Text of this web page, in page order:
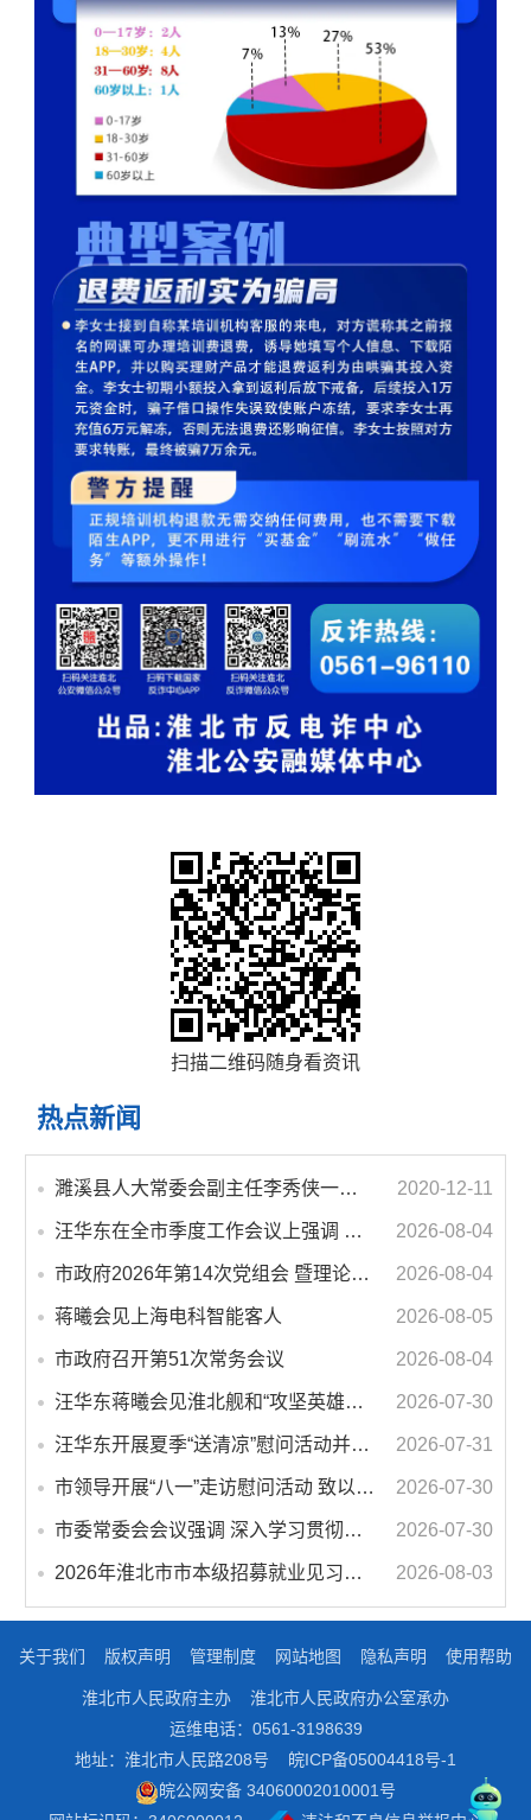
扫描二维码随身看资讯
热点新闻
濉溪县人大常委会副主任李秀侠一行调研城乡客运一体化和治超工作 2020-12-11
汪华东在全市季度工作会议上强调 锚定打好“三仗”任务和年度预期目标不动摇 在全市上下掀起比学赶超争先进位的攻坚热潮 2026-08-04
市政府2026年第14次党组会 暨理论学习中心组学习会议召开 蒋曦主持会议并讲话 2026-08-04
蒋曦会见上海电科智能客人 2026-08-05
市政府召开第51次常务会议 2026-08-04
汪华东蒋曦会见淮北舰和“攻坚英雄连”官兵代表 2026-07-30
汪华东开展夏季“送清凉”慰问活动并调研专门教育工作 落实落细防暑降温措施 用心用情关爱一线职工 2026-07-31
市领导开展“八一”走访慰问活动 致以节日问候 畅叙鱼水深情 2026-07-30
市委常委会会议强调 深入学习贯彻习近平总书记重要讲话指示精神 高质量推进城市更新 不断提升本质安全水平 汪华东主持会议 2026-07-30
2026年淮北市市本级招募就业见习人员公告 2026-08-03
关于我们 版权声明 管理制度 网站地图 隐私声明 使用帮助
淮北市人民政府主办
淮北市人民政府办公室承办
运维电话：0561-3198639
地址：淮北市人民路208号
皖ICP备05004418号-1
皖公网安备 34060002010001号